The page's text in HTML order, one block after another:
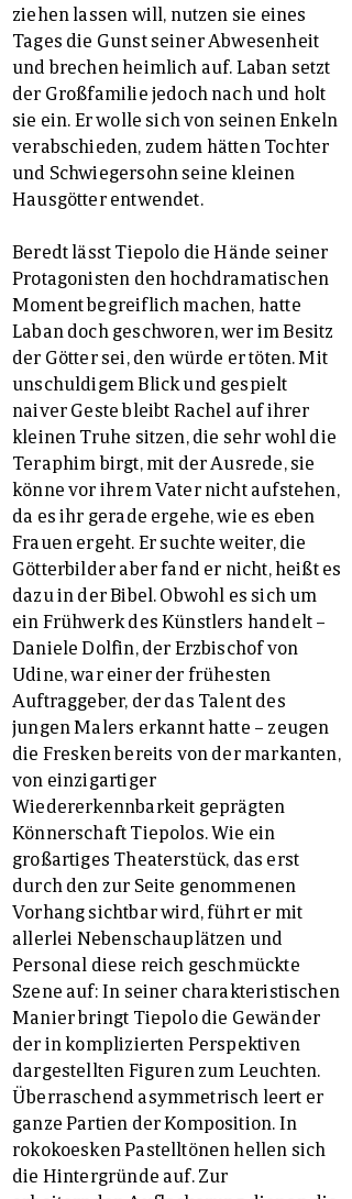
ziehen lassen will, nutzen sie eines
Tages die Gunst seiner Abwesenheit
und brechen heimlich auf. Laban setzt
der Großfamilie jedoch nach und holt
sie ein. Er wolle sich von seinen Enkeln
verabschieden, zudem hätten Tochter
und Schwiegersohn seine kleinen
Hausgötter entwendet.
Beredt lässt Tiepolo die Hände seiner
Protagonisten den hochdramatischen
Moment begreiflich machen, hatte
Laban doch geschworen, wer im Besitz
der Götter sei, den würde er töten. Mit
unschuldigem Blick und gespielt
naiver Geste bleibt Rachel auf ihrer
kleinen Truhe sitzen, die sehr wohl die
Teraphim birgt, mit der Ausrede, sie
könne vor ihrem Vater nicht aufstehen,
da es ihr gerade ergehe, wie es eben
Frauen ergeht. Er suchte weiter, die
Götterbilder aber fand er nicht, heißt es
dazu in der Bibel. Obwohl es sich um
ein Frühwerk des Künstlers handelt –
Daniele Dolfin, der Erzbischof von
Udine, war einer der frühesten
Auftraggeber, der das Talent des
jungen Malers erkannt hatte – zeugen
die Fresken bereits von der markanten,
von einzigartiger
Wiedererkennbarkeit geprägten
Könnerschaft Tiepolos. Wie ein
großartiges Theaterstück, das erst
durch den zur Seite genommenen
Vorhang sichtbar wird, führt er mit
allerlei Nebenschauplätzen und
Personal diese reich geschmückte
Szene auf: In seiner charakteristischen
Manier bringt Tiepolo die Gewänder
der in komplizierten Perspektiven
dargestellten Figuren zum Leuchten.
Überraschend asymmetrisch leert er
ganze Partien der Komposition. In
rokokoesken Pastelltönen hellen sich
die Hintergründe auf. Zur